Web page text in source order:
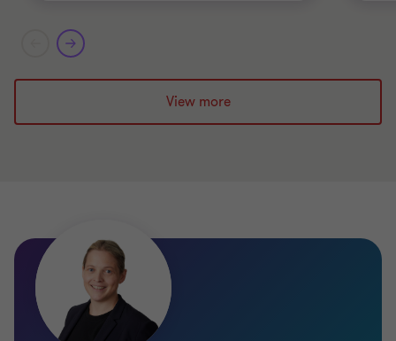
View more